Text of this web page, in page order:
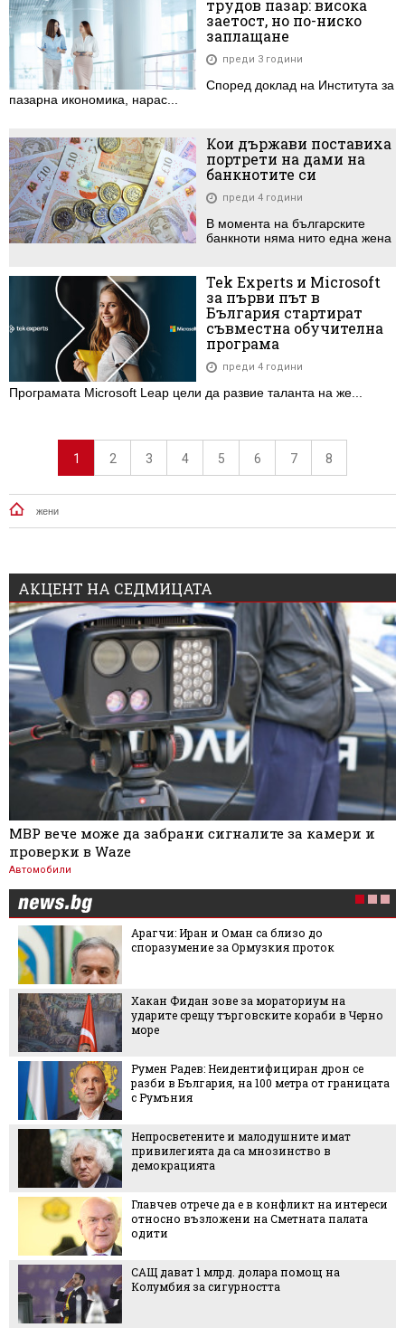
трудов пазар: висока
заетост, но по-ниско
заплащане
преди 3 години
Според доклад на Института за
пазарна икономика, нарас...
Кои държави поставиха
портрети на дами на
банкнотите си
преди 4 години
В момента на българските
банкноти няма нито една жена
Tek Experts и Microsoft
за първи път в
България стартират
съвместна обучителна
програма
преди 4 години
Програмата Microsoft Leap цели да развие таланта на же...
1 2 3 4 5 6 7 8
жени
АКЦЕНТ НА СЕДМИЦАТА
МВР вече може да забрани сигналите за камери и
проверки в Waze
Автомобили
Арагчи: Иран и Оман са близо до
споразумение за Ормузкия проток
Хакан Фидан зове за мораториум на
ударите срещу търговските кораби в Черно
море
Румен Радев: Неидентифициран дрон се
разби в България, на 100 метра от границата
с Румъния
Непросветените и малодушните имат
привилегията да са мнозинство в
демокрацията
Главчев отрече да е в конфликт на интереси
относно възложени на Сметната палата
одити
САЩ дават 1 млрд. долара помощ на
Колумбия за сигурността